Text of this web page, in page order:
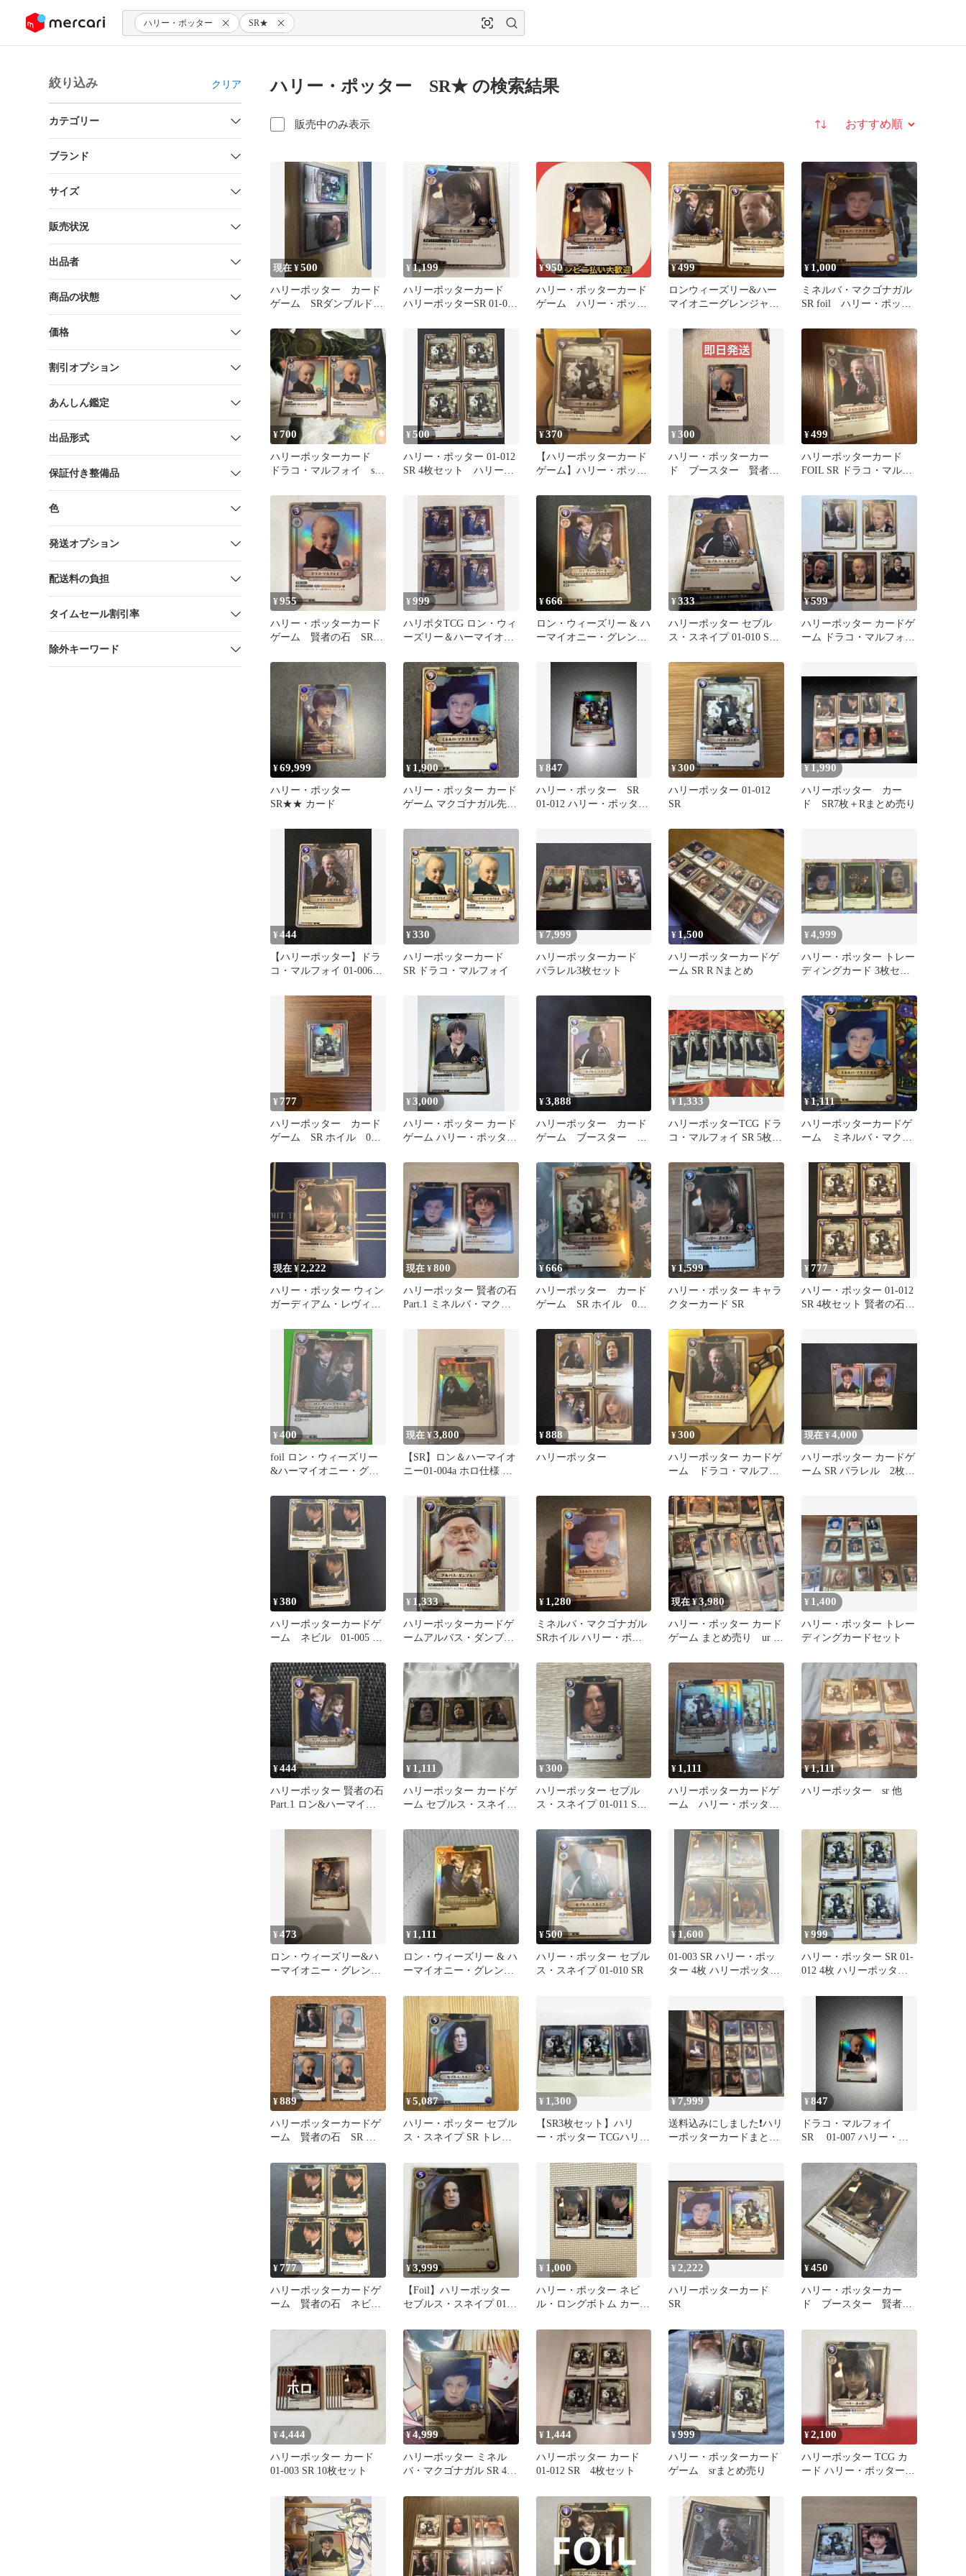
ツにスキップ ハリー・ポッター SR★
絞り込み クリア
カテゴリー
ブランド
サイズ
販売状況
出品者
商品の状態
価格
割引オプション
あんしん鑑定
出品形式
保証付き整備品
色
発送オプション
配送料の負担
タイムセール割引率
除外キーワード
ハリー・ポッター SR★ の検索結果
販売中のみ表示 並び替え
現在 ¥500
ハリーポッター カード
ゲーム SRダンブルド
ー セット
¥1,199
ハリーポッターカード
ハリーポッターSR 01-003
¥950
ハリー・ポッターカード
ゲーム ハリー・ポッタ
¥499
ロンウィーズリー&ハー
マイオニーグレンジャー
ー R
¥1,000
ミネルバ・マクゴナガル
SR foil ハリー・ポッタ
¥700
ハリーポッターカード
ドラコ・マルフォイ sr
¥500
ハリー・ポッター 01-012
SR 4枚セット ハリーポ
¥370
【ハリーポッターカード
ゲーム】ハリー・ポッタ
¥300
ハリー・ポッターカー
ド ブースター 賢者の
SR
¥499
ハリーポッターカード
FOIL SR ドラコ・マルフ
¥955
ハリー・ポッターカード
ゲーム 賢者の石 SR
ォイ
¥999
ハリポタTCG ロン・ウィ
ーズリー＆ハーマイオニ
¥666
ロン・ウィーズリー & ハ
ーマイオニー・グレンジ
¥333
ハリーポッター セブル
ス・スネイプ 01-010 SR
¥599
ハリーポッター カードゲ
ーム ドラコ・マルフォ
¥69,999
ハリー・ポッター
SR★★ カード
¥ 1,900
ハリー・ポッター カード
ゲーム マクゴナガル先生
¥847
ハリー・ポッター SR
01-012 ハリー・ポッター
¥300
ハリーポッター 01-012
SR
¥ 1,990
ハリーポッター カー
ド SR7枚＋Rまとめ売り
¥444
【ハリーポッター】ドラ
コ・マルフォイ 01-006
¥330
ハリーポッターカード
SR ドラコ・マルフォイ
¥ 7,999
ハリーポッターカード
パラレル3枚セット
¥ 1,500
ハリーポッターカードゲ
ーム SR R Nまとめ
¥4,999
ハリー・ポッター トレー
ディングカード 3枚セッ
¥ 777
ハリーポッター カード
ゲーム SR ホイル 01-
¥3,000
ハリー・ポッター カード
ゲーム ハリー・ポッター
¥3,888
ハリーポッター カード
ゲーム ブースター セ
¥ 1,333
ハリーポッターTCG ドラ
コ・マルフォイ SR 5枚セ
¥1,111
ハリーポッターカードゲ
ーム ミネルバ・マクゴ
現在 ¥2,222
ハリー・ポッター ウィン
ガーディアム・レヴィオ
現在 ¥800
ハリーポッター 賢者の石
Part.1 ミネルバ・マクゴ
¥666
ハリーポッター カード
ゲーム SR ホイル 01-
¥ 1,599
ハリー・ポッター キャラ
クターカード SR
¥777
ハリー・ポッター 01-012
SR 4枚セット 賢者の石
¥400
foil ロン・ウィーズリー
&ハーマイオニー・グレ
現在 ¥3,800
【SR】ロン＆ハーマイオ
ニー01-004a ホロ仕様 ハ
¥888
ハリーポッター
¥300
ハリーポッター カードゲ
ーム ドラコ・マルフォ
現在 ¥4,000
ハリーポッター カードゲ
ーム SR パラレル 2枚セ
¥380
ハリーポッターカードゲ
ーム ネビル 01-005 3
¥ 1,333
ハリーポッターカードゲ
ームアルバス・ダンブル
¥ 1,280
ミネルバ・マクゴナガル
SRホイル ハリー・ポッ
現在 ¥3,980
ハリー・ポッター カード
ゲーム まとめ売り ur sr
¥ 1,400
ハリー・ポッター トレー
ディングカードセット
¥444
ハリーポッター 賢者の石
Part.1 ロン&ハーマイオ
¥ 1,111
ハリーポッター カードゲ
ーム セブルス・スネイプ
¥300
ハリーポッター セブル
ス・スネイプ 01-011 SR
¥ 1,111
ハリーポッターカードゲ
ーム ハリー・ポッタ
枚
¥1,111
ハリーポッター sr 他
¥473
ロン・ウィーズリー&ハ
ーマイオニー・グレンジ
ー・ポッターカードゲー
ム
¥ 1,111
ロン・ウィーズリー & ハ
ーマイオニー・グレンジ
¥500
ハリー・ポッター セブル
ス・スネイプ 01-010 SR
¥1,600
01-003 SR ハリー・ポッ
ター 4枚 ハリーポッター
¥999
ハリー・ポッター SR 01-
012 4枚 ハリーポッター
¥889
ハリーポッターカードゲ
ーム 賢者の石 SR ド
¥5,087
ハリー・ポッター セブル
ス・スネイプ SR トレー
¥ 1,300
【SR3枚セット】ハリ
ー・ポッター TCGハリー
1枚
¥ 7,999
送料込みにしました❗️ハリ
ーポッターカードまとめ
¥847
ドラコ・マルフォイ
SR 01-007 ハリー・ポ
¥777
ハリーポッターカードゲ
ーム 賢者の石 ネビ
イル＋SR
¥3,999
【Foil】ハリーポッター
セブルス・スネイプ 01-
¥ 1,000
ハリー・ポッター ネビ
ル・ロングボトム カード
¥2,222
ハリーポッターカード
SR
¥450
ハリー・ポッターカー
ド ブースター 賢者の
¥4,444
ハリーポッター カード
01-003 SR 10枚セット
¥4,999
ハリーポッター ミネル
バ・マクゴナガル SR 4枚
¥ 1,444
ハリーポッター カード
01-012 SR 4枚セット
¥999
ハリー・ポッターカード
ゲーム srまとめ売り
¥2,100
ハリーポッター TCG カ
ード ハリー・ポッター